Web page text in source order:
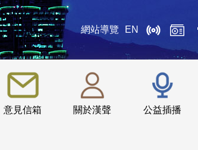
網站導覽 EN
意見信箱 關於漢聲 公益插播
:::